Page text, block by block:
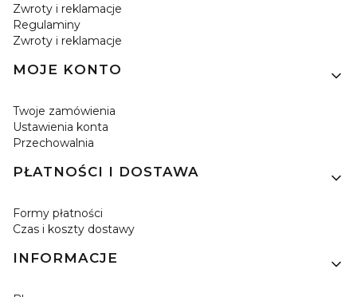
Zwroty i reklamacje
Regulaminy
Zwroty i reklamacje
MOJE KONTO
Twoje zamówienia
Ustawienia konta
Przechowalnia
PŁATNOŚCI I DOSTAWA
Formy płatności
Czas i koszty dostawy
INFORMACJE